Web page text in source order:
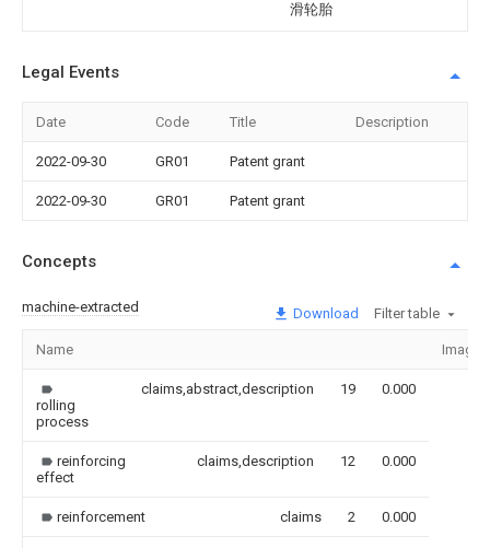
滑轮胎
Legal Events
Date Code Title Description
2022-09-30 GR01 Patent grant
2022-09-30 GR01 Patent grant
Concepts
machine-extracted Download Filter table
Name Image
rolling
process
claims,abstract,description 19 0.000
reinforcing
effect
claims,description 12 0.000
reinforcement claims 2 0.000